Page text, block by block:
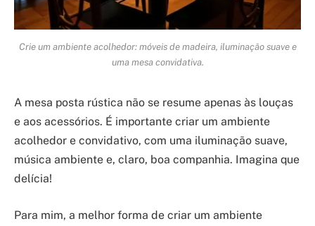
Crie um ambiente acolhedor: móveis de madeira, iluminação suave e
uma mesa convidativa.
A mesa posta rústica não se resume apenas às louças
e aos acessórios. É importante criar um ambiente
acolhedor e convidativo, com uma iluminação suave,
música ambiente e, claro, boa companhia. Imagina que
delícia!
Para mim, a melhor forma de criar um ambiente